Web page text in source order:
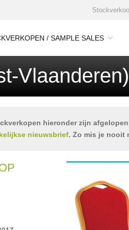
/ SAMPLE SALES
hieronder zijn
nieuwsbrief. Zo mis je nooit